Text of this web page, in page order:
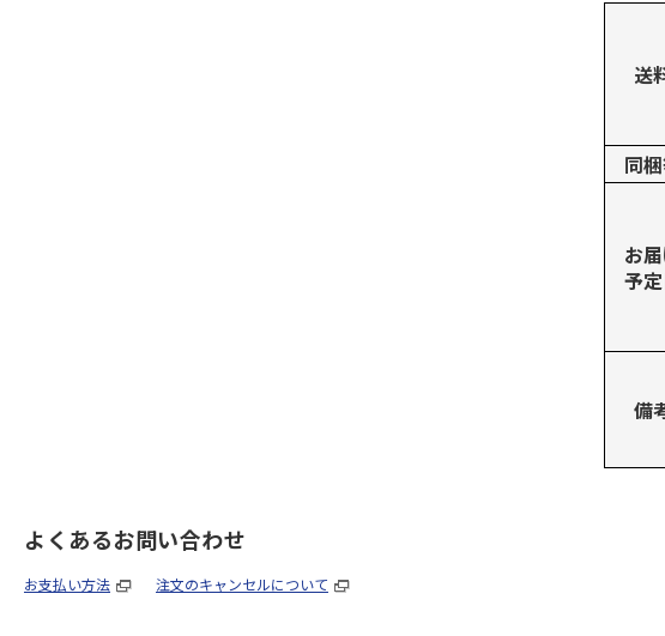
送
同
お
予
備
よくあるお問い合わせ
お支払い方法 注文のキャンセルについて